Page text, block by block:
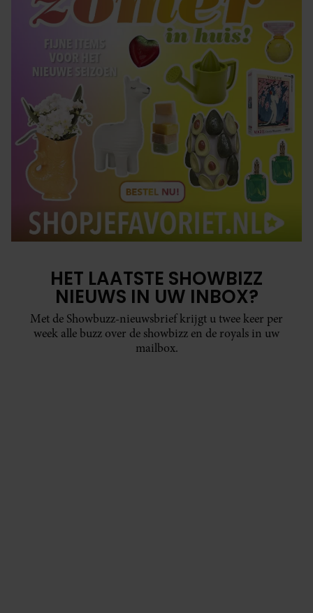
HET LAATSTE SHOWBIZZ
NIEUWS IN UW INBOX?
Met de Showbuzz-nieuwsbrief krijgt u twee keer per
week alle buzz over de showbizz en de royals in uw
mailbox.